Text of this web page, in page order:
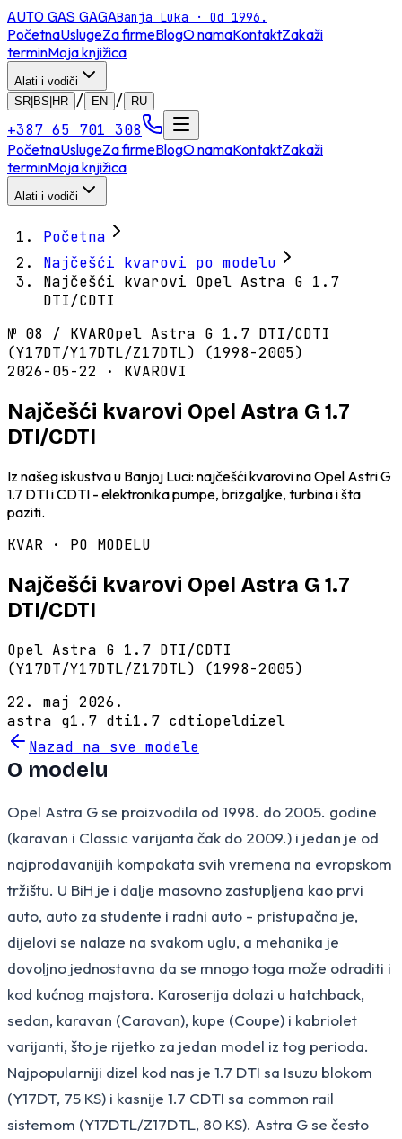
AUTO GAS GAGABanja Luka · Od 1996.
PočetnaUslugeZa firmeBlogO namaKontaktZakaži
terminMoja knjižica
Alati i vodiči
SR|BS|HR
/ EN / RU
+387 65 701 308
PočetnaUslugeZa firmeBlogO namaKontaktZakaži
terminMoja knjižica
Alati i vodiči
Početna
Najčešći kvarovi po modelu
Najčešći kvarovi Opel Astra G 1.7
DTI/CDTI
№ 08 / KVAROpel Astra G 1.7 DTI/CDTI
(Y17DT/Y17DTL/Z17DTL) (1998-2005)
2026-05-22 · KVAROVI
Najčešći kvarovi Opel Astra G 1.7
DTI/CDTI
Iz našeg iskustva u Banjoj Luci: najčešći kvarovi na Opel Astri G
1.7 DTI i CDTI - elektronika pumpe, brizgaljke, turbina i šta
paziti.
KVAR · PO MODELU
Najčešći kvarovi Opel Astra G 1.7
DTI/CDTI
Opel Astra G 1.7 DTI/CDTI
(Y17DT/Y17DTL/Z17DTL) (1998-2005)
22. maj 2026.
astra g1.7 dti1.7 cdtiopeldizel
Nazad na sve modele
O modelu
Opel Astra G se proizvodila od 1998. do 2005. godine
(karavan i Classic varijanta čak do 2009.) i jedan je od
najprodavanijih kompakata svih vremena na evropskom
tržištu. U BiH je i dalje masovno zastupljena kao prvi
auto, auto za studente i radni auto - pristupačna je,
dijelovi se nalaze na svakom uglu, a mehanika je
dovoljno jednostavna da se mnogo toga može odraditi i
kod kućnog majstora. Karoserija dolazi u hatchback,
sedan, karavan (Caravan), kupe (Coupe) i kabriolet
varijanti, što je rijetko za jedan model iz tog perioda.
Najpopularniji dizel kod nas je 1.7 DTI sa Isuzu blokom
(Y17DT, 75 KS) i kasnije 1.7 CDTI sa common rail
sistemom (Y17DTL/Z17DTL, 80 KS). Astra G se često